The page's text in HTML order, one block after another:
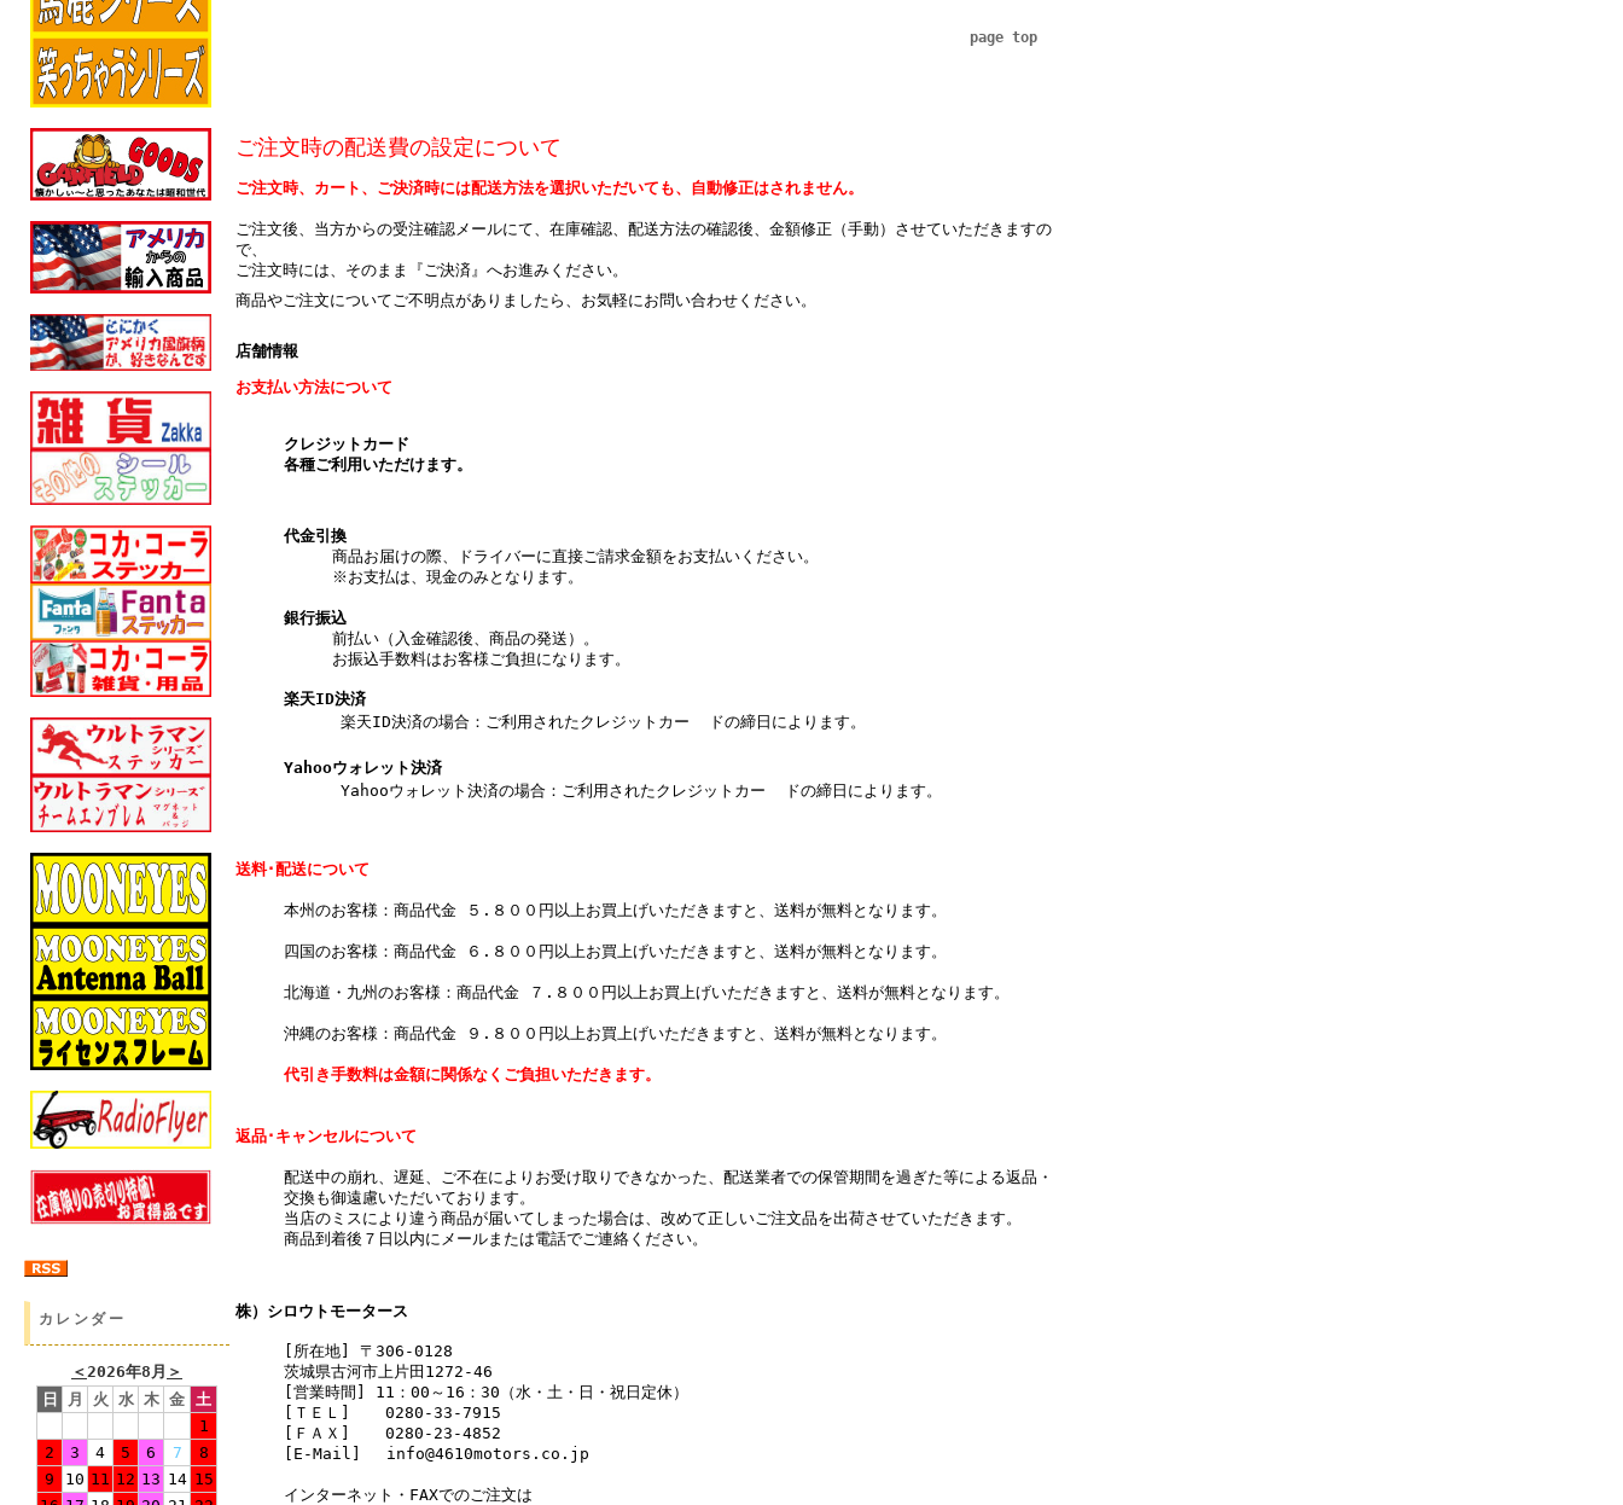
カレンダー
＜2026年8月 ＞
日
月 火 水 木 金 土
1
2
3 4 5 6 7
8
9
10 11 12 13 14 15
page top
ご注文時の配送費の設定について
ご注文時、カート、ご決済時には配送方法を選択いただいても、自動修正はされません。
ご注文後、当方からの受注確認メールにて、在庫確認、配送方法の確認後、金額修正（手動）させていただきますの
で、
ご注文時には、そのまま『ご決済』へお進みください。
商品やご注文についてご不明点がありましたら、お気軽にお問い合わせください。
店舗情報
お支払い方法について
クレジットカード
各種ご利用いただけます。
代金引換
商品お届けの際、ドライバーに直接ご請求金額をお支払いください。
※お支払は、現金のみとなります。
銀行振込
前払い（入金確認後、商品の発送）。
お振込手数料はお客様ご負担になります。
楽天ID決済
楽天ID決済の場合：ご利用されたクレジットカー ドの締日によります。
Yahooウォレット決済
Yahooウォレット決済の場合：ご利用されたクレジットカー ドの締日によります。
送料･配送について
本州のお客様：商品代金 ５.８００円以上お買上げいただきますと、送料が無料となります。
四国のお客様：商品代金 ６.８００円以上お買上げいただきますと、送料が無料となります。
北海道・九州のお客様：商品代金 ７.８００円以上お買上げいただきますと、送料が無料となります。
沖縄のお客様：商品代金 ９.８００円以上お買上げいただきますと、送料が無料となります。
代引き手数料は金額に関係なくご負担いただきます。
返品･キャンセルについて
配送中の崩れ、遅延、ご不在によりお受け取りできなかった、配送業者での保管期間を過ぎた等による返品・
交換も御遠慮いただいております。
当店のミスにより違う商品が届いてしまった場合は、改めて正しいご注文品を出荷させていただきます。
商品到着後７日以内にメールまたは電話でご連絡ください。
株）シロウトモータース
[所在地] 〒306-0128
茨城県古河市上片田1272-46
[営業時間] 11：00～16：30（水・土・日・祝日定休）
[ＴＥＬ] 0280-33-7915
[ＦＡＸ] 0280-23-4852
[E-Mail] info@4610motors.co.jp
インターネット・FAXでのご注文は